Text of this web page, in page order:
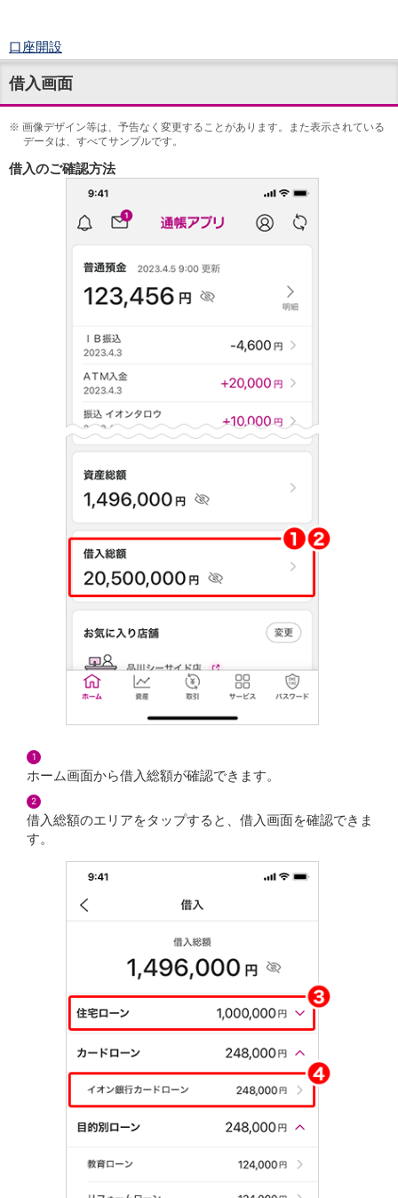
口座開設
ログイン
チャット
メニュー
商品・サービス
円預金TOP
積立式定期預金
外貨普通預金
外貨定期預金
TOP
証券口座開設
取扱商品一覧
iDeCo・国民年金基金
国民年金基金
WealthNavi for イオン銀行（ロボアドバイザー）
まいクラウドファンディング
住宅ローン
新規お借入れの方
フラット35
リ・バース60
カードローン
目的別ローン
目的別ローンマイページ
保険
個人年金保険
国内旅行傷害保険
クレジットカード
デビットカード
借入画面
※ 画像デザイン等は、予告なく変更することがあります。また表示されている
データは、すべてサンプルです。
借入のご確認方法
1
ホーム画面から借入総額が確認できます。
2
借入総額のエリアをタップすると、借入画面を確認できま
す。